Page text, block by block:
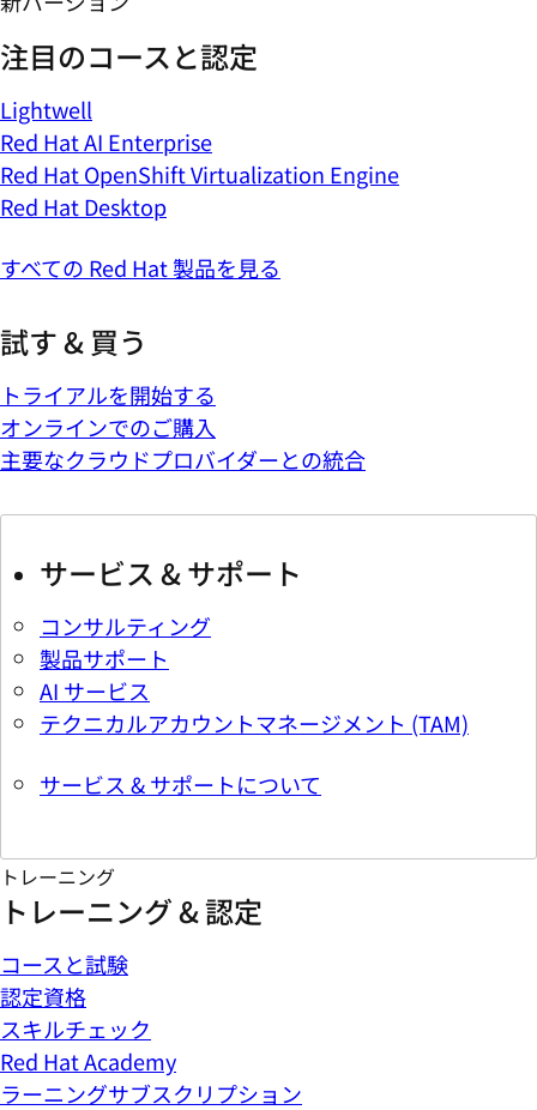
注目のコースと認定
Lightwell
Red Hat AI Enterprise
Red Hat OpenShift Virtualization Engine
Red Hat Desktop
すべての Red Hat 製品を見る
試す & 買う
トライアルを開始する
オンラインでのご購入
主要なクラウドプロバイダーとの統合
サービス & サポート
コンサルティング
製品サポート
AI サービス
テクニカルアカウントマネージメント (TAM)
サービス & サポートについて
トレーニング
トレーニング & 認定
コースと試験
認定資格
スキルチェック
Red Hat Academy
ラーニングサブスクリプション